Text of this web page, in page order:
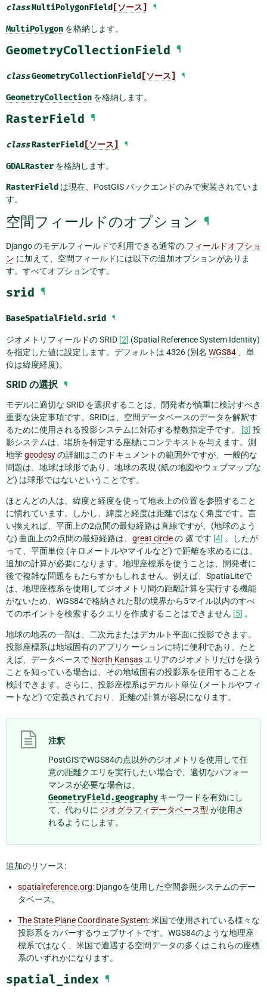
classMultiPolygonField [ソース] ¶
MultiPolygon を格納します。
GeometryCollectionField ¶
classGeometryCollectionField [ソース] ¶
GeometryCollection を格納します。
RasterField ¶
classRasterField [ソース] ¶
GDALRaster を格納します。
RasterField は現在、PostGIS バックエンドのみで実装されていま
す。
空間フィールドのオプション ¶
Django のモデルフィールドで利用できる通常の フィールドオプショ
ン に加えて、空間フィールドには以下の追加オプションがありま
す。すべてオプションです。
srid ¶
BaseSpatialField.srid ¶
ジオメトリフィールドの SRID [2] (Spatial Reference System Identity)
を指定した値に設定します。デフォルトは 4326 (別名 WGS84 、単
位は緯度経度)。
SRID の選択 ¶
モデルに適切な SRID を選択することは、開発者が慎重に検討すべき
重要な決定事項です。SRIDは、空間データベースのデータを解釈す
るために使用される投影システムに対応する整数指定子です。
[3] 投
影システムは、場所を特定する座標にコンテキストを与えます。測
地学geodesyの詳細はこのドキュメントの範囲外ですが、一般的な
問題は、地球は球形であり、地球の表現 (紙の地図やウェブマップな
ど) は球形ではないということです。
ほとんどの人は、緯度と経度を使って地表上の位置を参照すること
に慣れています。しかし、緯度と経度は距離ではなく角度です。言
い換えれば、平面上の2点間の最短経路は直線ですが、(地球のよう
な) 曲面上の2点間の最短経路は、 great circleの 弧です [4] 。したが
って、平面単位 (キロメートルやマイルなど) で距離を求めるには、
追加の計算が必要になります。地理座標系を使うことは、開発者に
後で複雑な問題をもたらすかもしれません。例えば、SpatiaLiteで
は、地理座標系を使用してジオメトリ間の距離計算を実行する機能
がないため、WGS84で格納された郡の境界から5マイル以内のすべ
てのポイントを検索するクエリを作成することはできません [5] 。
地球の地表の一部は、二次元またはデカルト平面に投影できます。
投影座標系は地域固有のアプリケーションに特に便利であり、たと
えば、データベースで North Kansas エリアのジオメトリだけを扱う
ことを知っている場合は、その地域固有の投影系を使用することを
検討できます。さらに、投影座標系はデカルト単位 (メートルやフィ
ートなど) で定義されており、距離の計算が容易になります。
注釈
PostGISでWGS84の点以外のジオメトリを使用して任
意の距離クエリを実行したい場合で、適切なパフォー
マンスが必要な場合は、
GeometryField.geography キーワードを有効にし
て、代わりに ジオグラフィデータベース型 が使用さ
れるようにします。
追加のリソース:
spatialreference.org: Djangoを使用した空間参照システムのデー
タベース。
The State Plane Coordinate System: 米国で使用されている様々な
投影系をカバーするウェブサイトです。WGS84のような地理座
標系ではなく、米国で遭遇する空間データの多くはこれらの座標
系のいずれかになります。
spatial_index ¶